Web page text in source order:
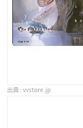
vvstore.jp